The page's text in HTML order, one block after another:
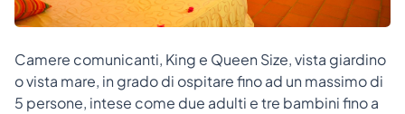
Camere comunicanti, King e Queen Size, vista giardino
o vista mare, in grado di ospitare fino ad un massimo di
5 persone, intese come due adulti e tre bambini fino a